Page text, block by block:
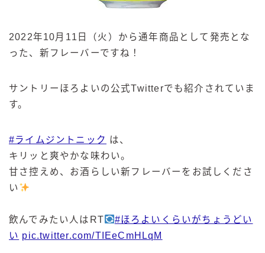
2022年10月11日（火）から通年商品として発売とな
った、新フレーバーですね！
サントリーほろよいの公式Twitterでも紹介されていま
す。
#ライムジントニック は、
キリッと爽やかな味わい。
甘さ控えめ、お酒らしい新フレーバーをお試しくださ
い
飲んでみたい人はRT
#ほろよいくらいがちょうどい
い pic.twitter.com/TIEeCmHLqM